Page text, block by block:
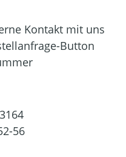
Kontakt mit uns
Button
56